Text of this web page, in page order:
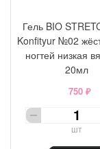
Гель BIO
Konfityur №02
ногтей низкая
20мл
750 ₽
шт